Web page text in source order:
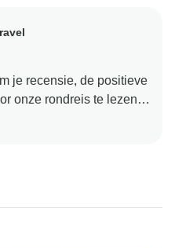
je recensie, de positieve
onze rondreis te lezen.